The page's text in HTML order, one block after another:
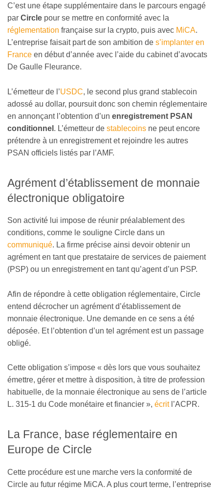
C’est une étape supplémentaire dans le parcours engagé
par Circle pour se mettre en conformité avec la
réglementation française sur la crypto, puis avec MiCA.
L’entreprise faisait part de son ambition de s’implanter en
France en début d’année avec l’aide du cabinet d’avocats
De Gaulle Fleurance.
L’émetteur de l’USDC, le second plus grand stablecoin
adossé au dollar, poursuit donc son chemin réglementaire
en annonçant l’obtention d’un enregistrement PSAN
conditionnel . L’émetteur de stablecoins ne peut encore
prétendre à un enregistrement et rejoindre les autres
PSAN officiels listés par l’AMF.
Agrément d’établissement de monnaie
électronique obligatoire
Son activité lui impose de réunir préalablement des
conditions, comme le souligne Circle dans un
communiqué. La firme précise ainsi devoir obtenir un
agrément en tant que prestataire de services de paiement
(PSP) ou un enregistrement en tant qu’agent d’un PSP.
Afin de répondre à cette obligation réglementaire, Circle
entend décrocher un agrément d’établissement de
monnaie électronique. Une demande en ce sens a été
déposée. Et l’obtention d’un tel agrément est un passage
obligé.
Cette obligation s’impose « dès lors que vous souhaitez
émettre, gérer et mettre à disposition, à titre de profession
habituelle, de la monnaie électronique au sens de l’article
L. 315-1 du Code monétaire et financier », écritl’ACPR.
La France, base réglementaire en
Europe de Circle
Cette procédure est une marche vers la conformité de
Circle au futur régime MiCA. A plus court terme, l’entreprise